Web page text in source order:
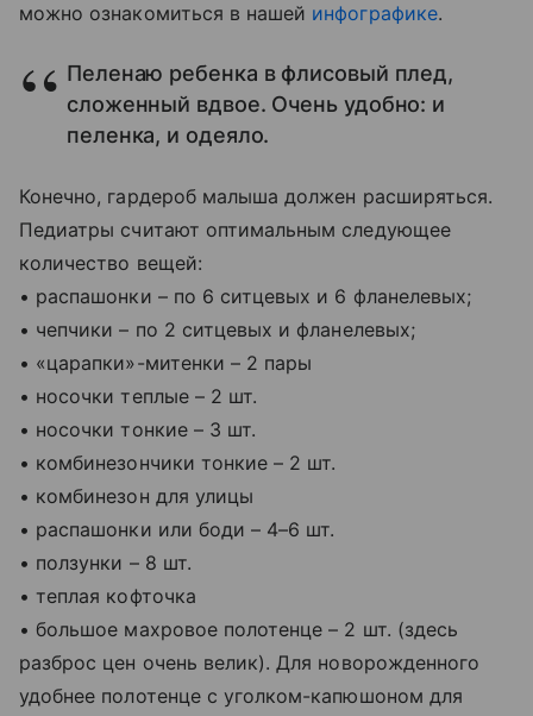
можно ознакомиться в нашей инфографике.
Пеленаю ребенка в флисовый плед,
сложенный вдвое. Очень удобно: и
пеленка, и одеяло.
Конечно, гардероб малыша должен расширяться.
Педиатры считают оптимальным следующее
количество вещей:
• распашонки – по 6 ситцевых и 6 фланелевых;
• чепчики – по 2 ситцевых и фланелевых;
• «царапки»-митенки – 2 пары
• носочки теплые – 2 шт.
• носочки тонкие – 3 шт.
• комбинезончики тонкие – 2 шт.
• комбинезон для улицы
• распашонки или боди – 4–6 шт.
• ползунки – 8 шт.
• теплая кофточка
• большое махровое полотенце – 2 шт. (здесь
разброс цен очень велик). Для новорожденного
удобнее полотенце с уголком-капюшоном для